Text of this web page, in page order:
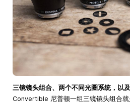
三镜镜头组合、两个不同光圈系统，以
Convertible 尼普顿一组三镜镜头组合就